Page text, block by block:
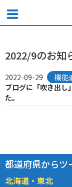
2022/9のお知
2022-09-29
機能
ブログに「吹き出し
た。
都道府県からツ
北海道・東北